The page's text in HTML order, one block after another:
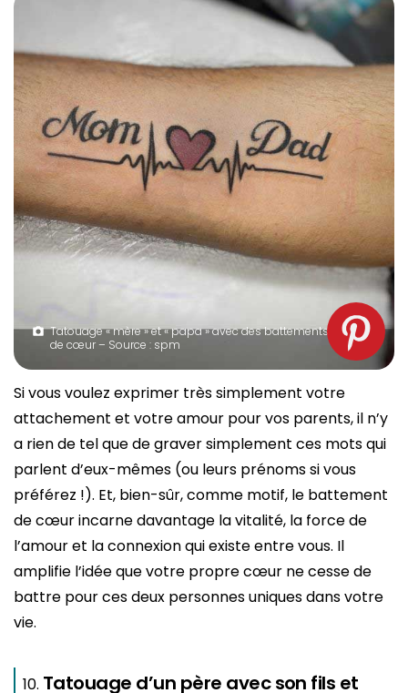
Tatouage « mère » et « papa » avec des battements
de cœur – Source : spm
Si vous voulez exprimer très simplement votre
attachement et votre amour pour vos parents, il n’y
a rien de tel que de graver simplement ces mots qui
parlent d’eux-mêmes (ou leurs prénoms si vous
préférez !). Et, bien-sûr, comme motif, le battement
de cœur incarne davantage la vitalité, la force de
l’amour et la connexion qui existe entre vous. Il
amplifie l’idée que votre propre cœur ne cesse de
battre pour ces deux personnes uniques dans votre
vie.
Tatouage d’un père avec son fils et